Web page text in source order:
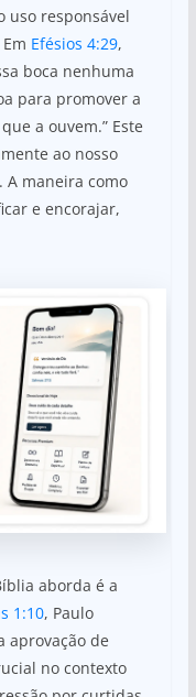
uso responsável
Efésios 4:29,
boca nenhuma
para promover a
a ouvem.” Este
ao nosso
A maneira como
e encorajar,
aborda é a
1:10, Paulo
aprovação de
no contexto